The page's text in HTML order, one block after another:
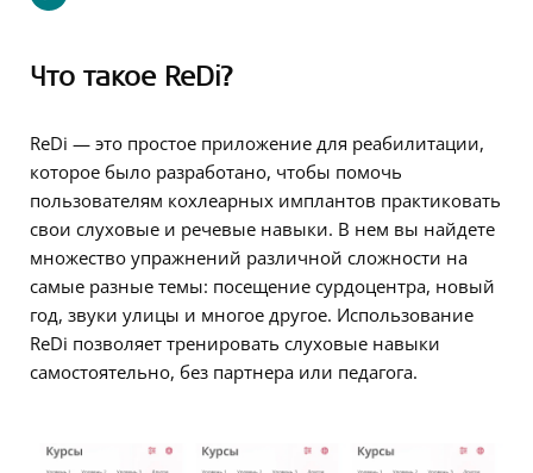
Что такое ReDi?
ReDi — это простое приложение для реабилитации,
которое было разработано, чтобы помочь
пользователям кохлеарных имплантов практиковать
свои слуховые и речевые навыки. В нем вы найдете
множество упражнений различной сложности на
самые разные темы: посещение сурдоцентра, новый
год, звуки улицы и многое другое. Использование
ReDi позволяет тренировать слуховые навыки
самостоятельно, без партнера или педагога.